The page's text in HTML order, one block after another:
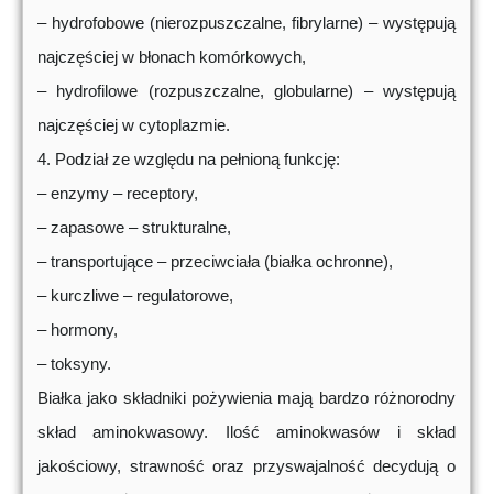
– hydrofobowe (nierozpuszczalne, fibrylarne) – występują
najczęściej w błonach komórkowych,
– hydrofilowe (rozpuszczalne, globularne) – występują
najczęściej w cytoplazmie.
4. Podział ze względu na pełnioną funkcję:
– enzymy – receptory,
– zapasowe – strukturalne,
– transportujące – przeciwciała (białka ochronne),
– kurczliwe – regulatorowe,
– hormony,
– toksyny.
Białka jako składniki pożywienia mają bardzo różnorodny
skład aminokwasowy. Ilość aminokwasów i skład
jakościowy, strawność oraz przyswajalność decydują o